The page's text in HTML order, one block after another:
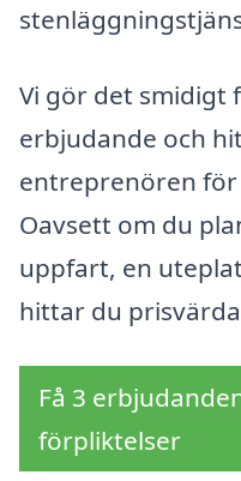
Vi gör det smidigt
erbjudande och
entreprenören
Oavsett om du
uppfart, en
hittar du
Få 3
förpliktelser